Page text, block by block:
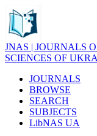
JNAS | JOURNALS
SCIENCES OF
JOURNALS
BROWSE
SEARCH
SUBJECTS
LibNAS UA